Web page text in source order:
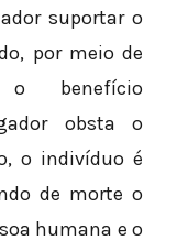
suportar o
por meio de
benefício
obsta o
o indivíduo é
de morte o
humana e o